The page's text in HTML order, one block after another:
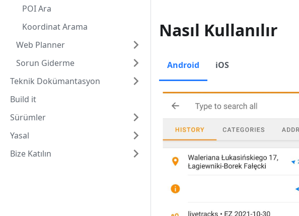
POI Ara
Koordinat Arama
Web Planner
Sorun Giderme
Teknik Dokümantasyon
Build it
Sürümler
Yasal
Bize Katılın
Nasıl Kullanılır
Android iOS